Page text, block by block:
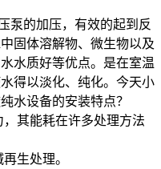
泵的加压，有效的起到反
固体溶解物、微生物以及
水质好等优点。是在室温
得以淡化、纯化。今天小
水设备的安装特点？
其能耗在许多处理方法
生处理。